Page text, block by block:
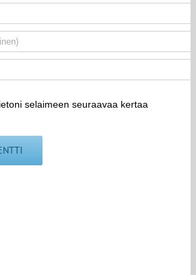
selaimeen seuraavaa kertaa